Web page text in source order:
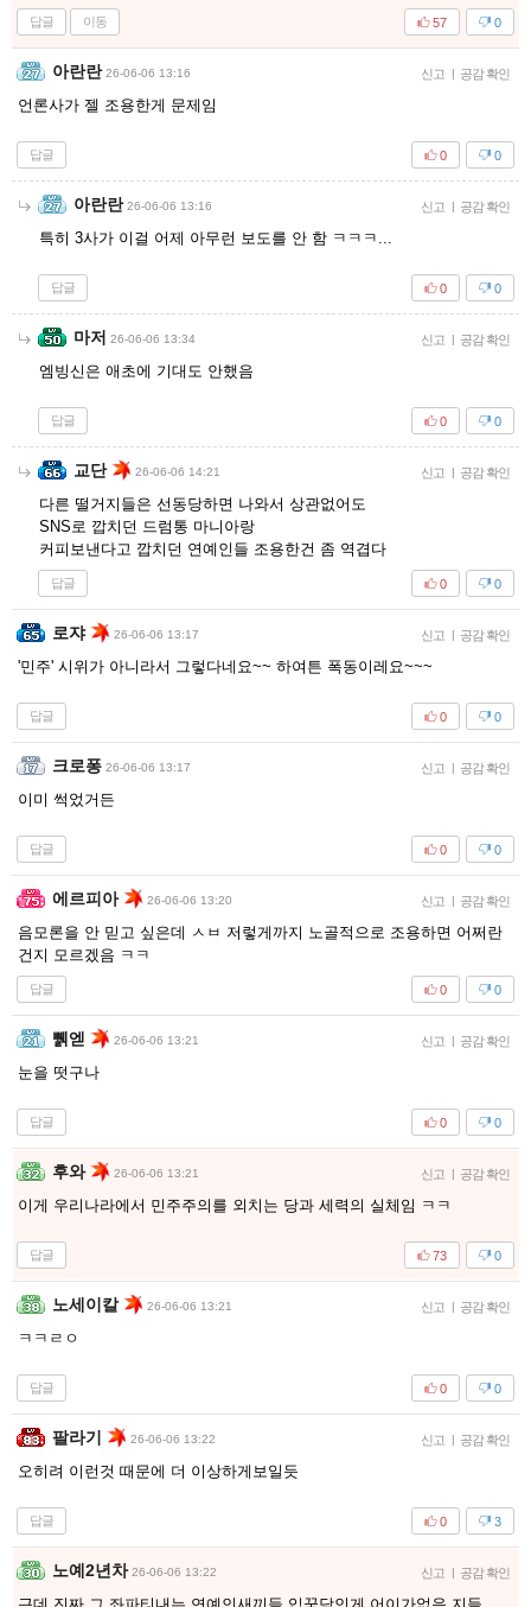
답글 이동 0
57
아란란 26-06-06 13:16 신고 | 공감 확인
언론사가 젤 조용한게 문제임
답글 0
0
아란란 26-06-06 13:16 신고 | 공감 확인
특히 3사가 이걸 어제 아무런 보도를 안 함 ㅋㅋㅋ...
답글 0
0
마저 26-06-06 13:34 신고 | 공감 확인
엠빙신은 애초에 기대도 안했음
답글 0
0
교단 26-06-06 14:21 신고 | 공감 확인
다른 떨거지들은 선동당하면 나와서 상관없어도
SNS로 깝치던 드럼통 마니아랑
커피보낸다고 깝치던 연예인들 조용한건 좀 역겹다
답글 0
0
로쟈 26-06-06 13:17 신고 | 공감 확인
'민주' 시위가 아니라서 그렇다네요~~ 하여튼 폭동이레요~~~
답글 0
0
크로퐁 26-06-06 13:17 신고 | 공감 확인
이미 썩었거든
답글 0
0
에르피아 26-06-06 13:20 신고 | 공감 확인
음모론을 안 믿고 싶은데 ㅅㅂ 저렇게까지 노골적으로 조용하면 어쩌란
건지 모르겠음 ㅋㅋ
답글 0
0
쀍엗 26-06-06 13:21 신고 | 공감 확인
눈을 떳구나
답글 0
0
후와 26-06-06 13:21 신고 | 공감 확인
이게 우리나라에서 민주주의를 외치는 당과 세력의 실체임 ㅋㅋ
답글 0
73
노세이칼 26-06-06 13:21 신고 | 공감 확인
ㅋㅋㄹㅇ
답글 0
0
팔라기 26-06-06 13:22 신고 | 공감 확인
오히려 이런것 때문에 더 이상하게보일듯
답글 3
0
노예2년차 26-06-06 13:22 신고 | 공감 확인